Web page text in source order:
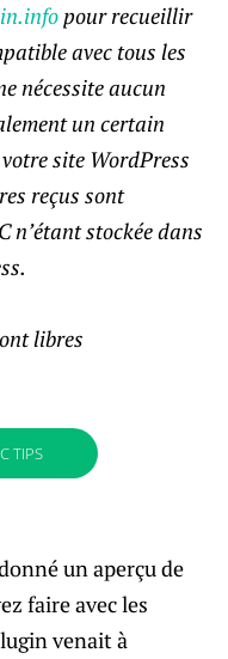
pour recueillir
avec tous les
nécessite aucun
un certain
site WordPress
reçus sont
n’étant stockée dans
libres
TIPS
un aperçu de
faire avec les
venait à